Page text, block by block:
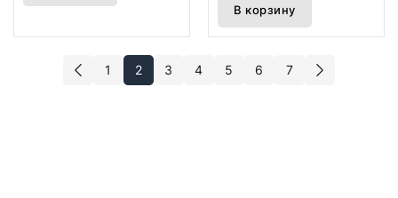
В корзину
1 2 3 4 5 6 7